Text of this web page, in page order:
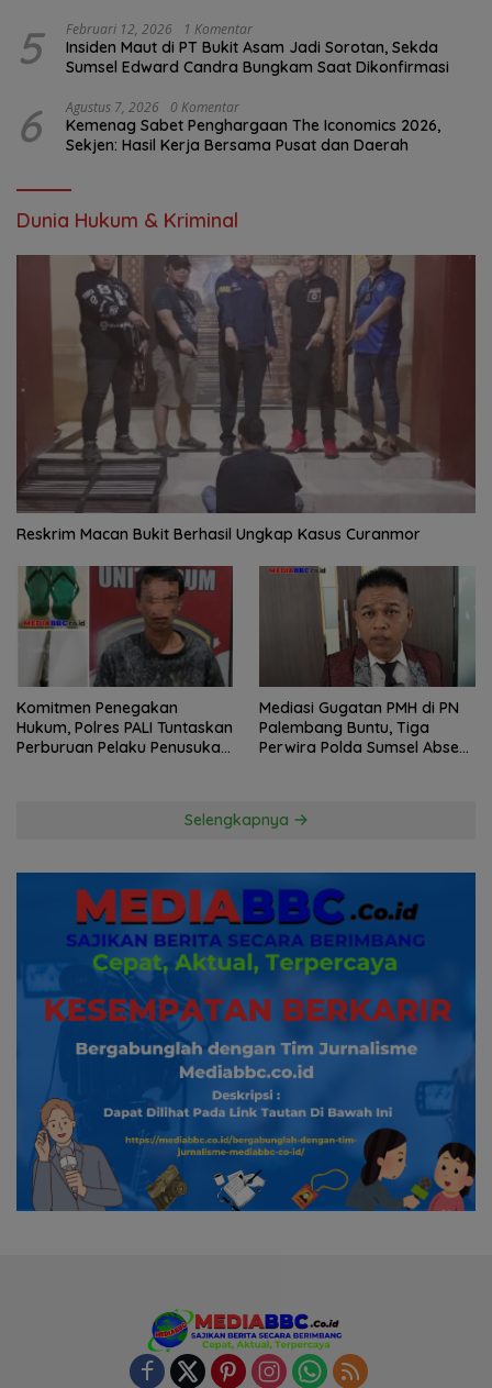
5 Februari 12, 2026 1 Komentar
Insiden Maut di PT Bukit Asam Jadi Sorotan, Sekda
Sumsel Edward Candra Bungkam Saat Dikonfirmasi
6 Agustus 7, 2026 0 Komentar
Kemenag Sabet Penghargaan The Iconomics 2026,
Sekjen: Hasil Kerja Bersama Pusat dan Daerah
Dunia Hukum & Kriminal
Reskrim Macan Bukit Berhasil Ungkap Kasus Curanmor
Komitmen Penegakan
Hukum, Polres PALI Tuntaskan
Perburuan Pelaku Penusukan
Mediasi Gugatan PMH di PN
Palembang Buntu, Tiga
Perwira Polda Sumsel Absen,
Selengkapnya